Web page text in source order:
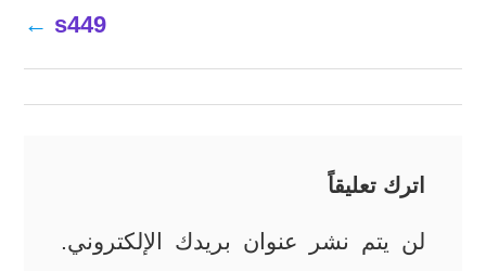
المقالات
s449
اترك تعليقاً
لن يتم نشر عنوان بريدك الإلكتروني.